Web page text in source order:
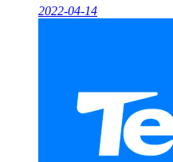
2022-04-14